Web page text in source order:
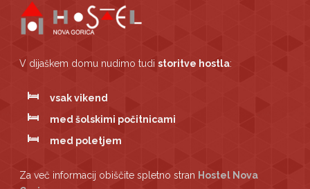
V dijaškem domu nudimo tudistoritve hostla:
vsak vikend
med šolskimi počitnicami
med poletjem
Za več informacij obiščite spletno stran Hostel Nova